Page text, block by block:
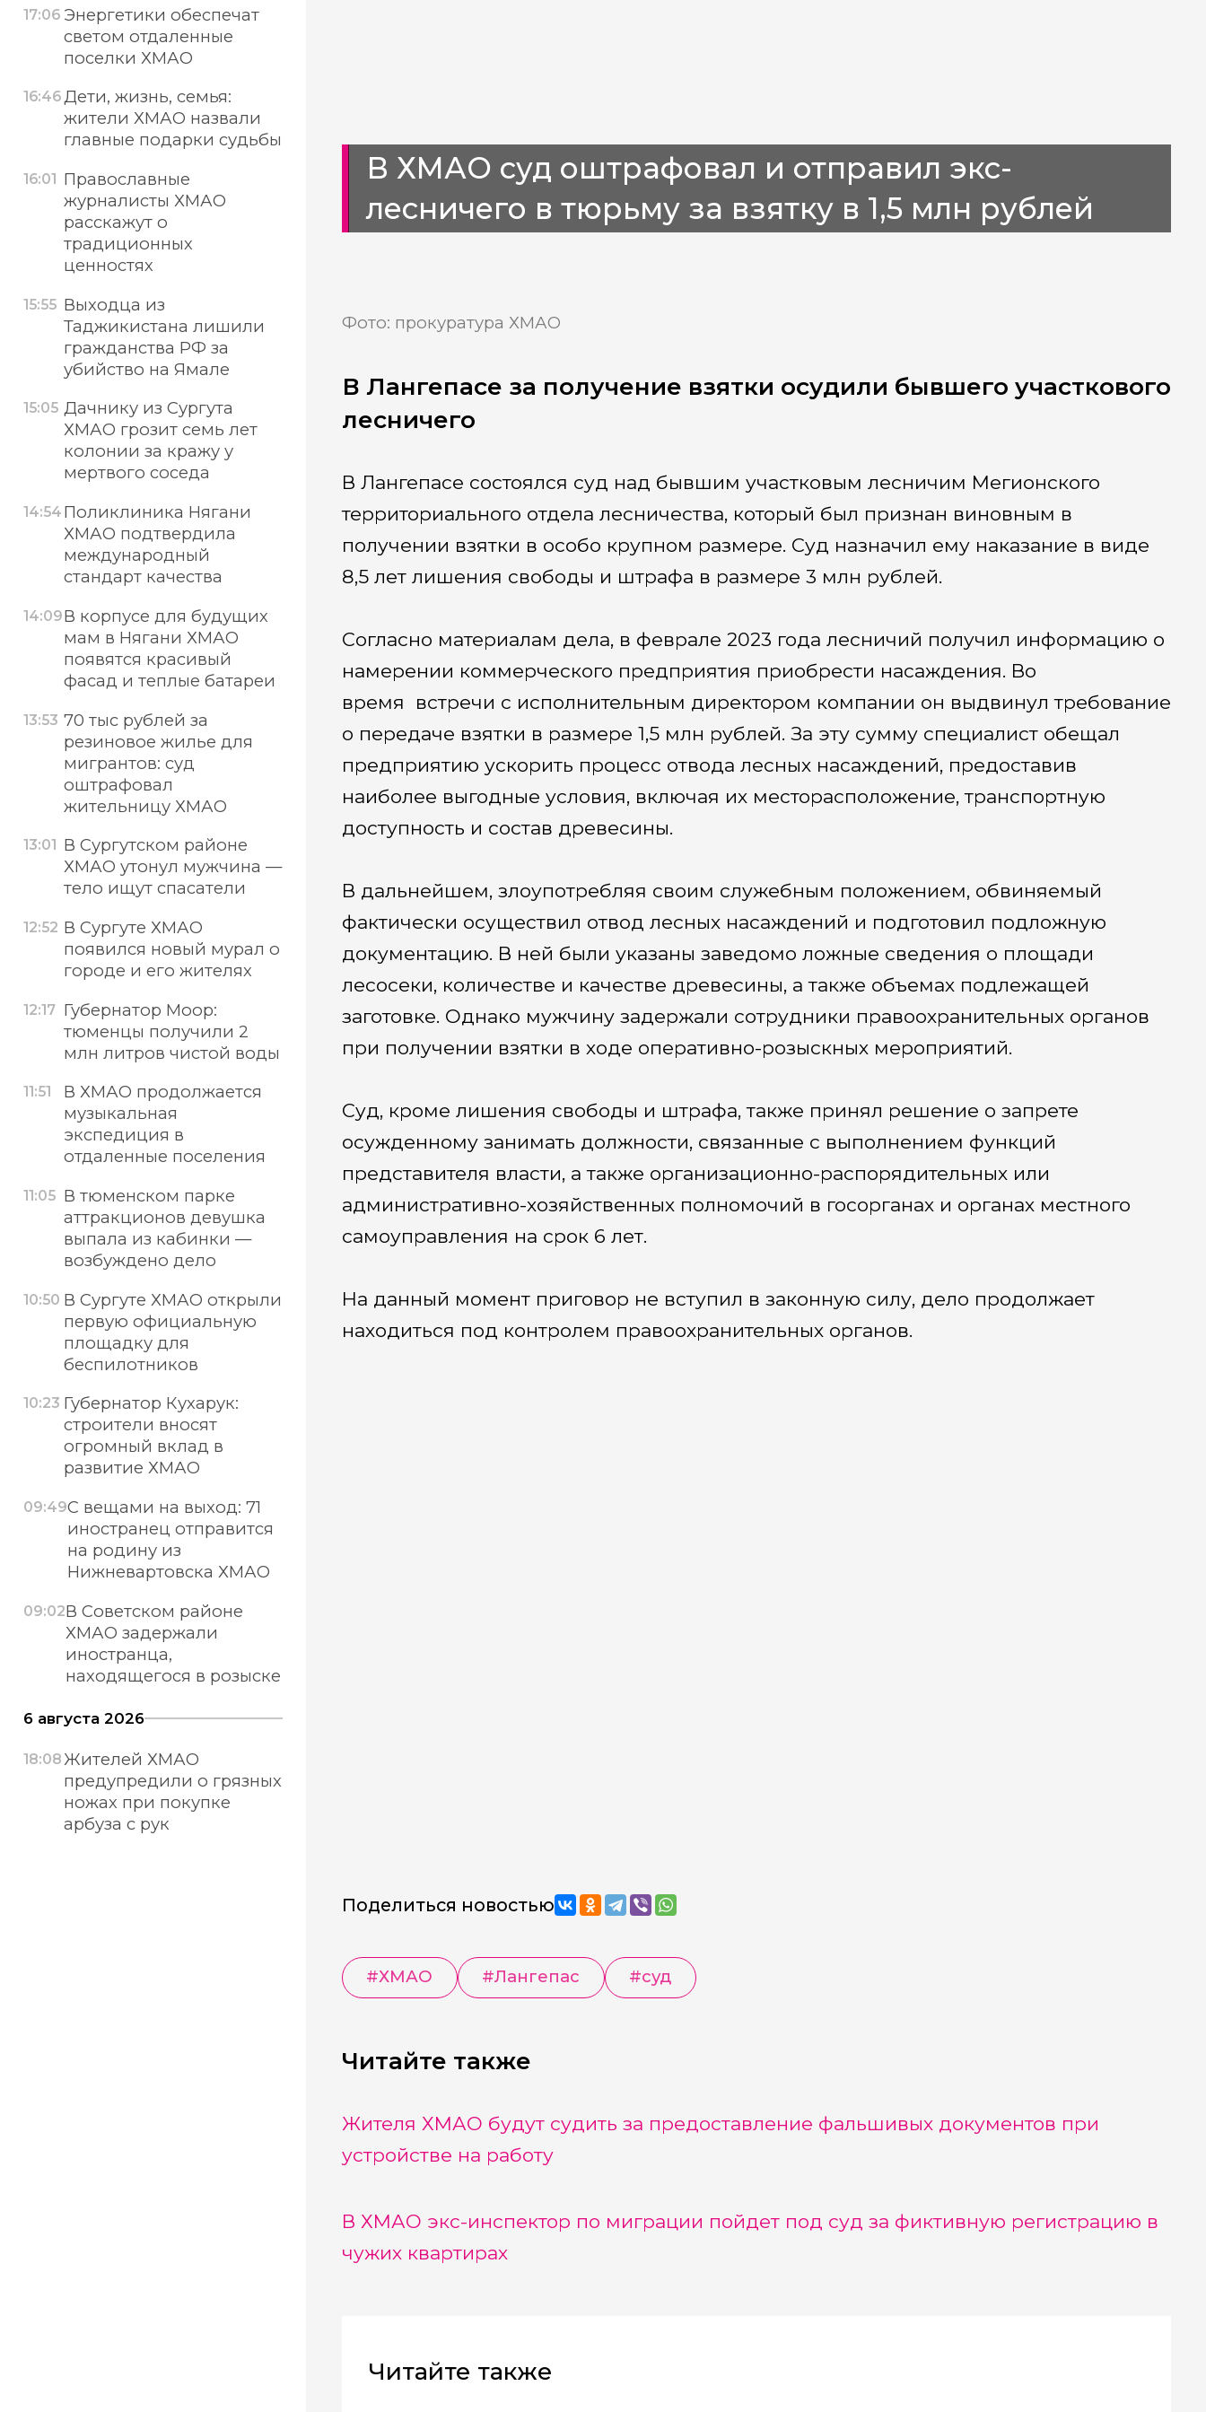
В ХМАО суд оштрафовал и отправил экс-
лесничего в тюрьму за взятку в 1,5 млн рублей
Фото: прокуратура ХМАО
В Лангепасе за получение взятки осудили бывшего участкового
лесничего
В Лангепасе состоялся суд над бывшим участковым лесничим Мегионского
территориального отдела лесничества, который был признан виновным в
получении взятки в особо крупном размере. Суд назначил ему наказание в виде
8,5 лет лишения свободы и штрафа в размере 3 млн рублей.
Согласно материалам дела, в феврале 2023 года лесничий получил информацию о
намерении коммерческого предприятия приобрести насаждения. Во
время встречи с исполнительным директором компании он выдвинул требование
о передаче взятки в размере 1,5 млн рублей. За эту сумму специалист обещал
предприятию ускорить процесс отвода лесных насаждений, предоставив
наиболее выгодные условия, включая их месторасположение, транспортную
доступность и состав древесины.
В дальнейшем, злоупотребляя своим служебным положением, обвиняемый
фактически осуществил отвод лесных насаждений и подготовил подложную
документацию. В ней были указаны заведомо ложные сведения о площади
лесосеки, количестве и качестве древесины, а также объемах подлежащей
заготовке. Однако мужчину задержали сотрудники правоохранительных органов
при получении взятки в ходе оперативно-розыскных мероприятий.
Суд, кроме лишения свободы и штрафа, также принял решение о запрете
осужденному занимать должности, связанные с выполнением функций
представителя власти, а также организационно-распорядительных или
административно-хозяйственных полномочий в госорганах и органах местного
самоуправления на срок 6 лет.
На данный момент приговор не вступил в законную силу, дело продолжает
находиться под контролем правоохранительных органов.
Поделиться новостью
#ХМАО #Лангепас #суд
Читайте также
Жителя ХМАО будут судить за предоставление фальшивых документов при
устройстве на работу
В ХМАО экс-инспектор по миграции пойдет под суд за фиктивную регистрацию в
чужих квартирах
Читайте также
17:06 Энергетики обеспечат
светом отдаленные
поселки ХМАО
16:46Дети, жизнь, семья:
жители ХМАО назвали
главные подарки судьбы
16:01 Православные
журналисты ХМАО
расскажут о
традиционных
ценностях
15:55 Выходца из
Таджикистана лишили
гражданства РФ за
убийство на Ямале
15:05 Дачнику из Сургута
ХМАО грозит семь лет
колонии за кражу у
мертвого соседа
14:54 Поликлиника Нягани
ХМАО подтвердила
международный
стандарт качества
14:09В корпусе для будущих
мам в Нягани ХМАО
появятся красивый
фасад и теплые батареи
13:53 70 тыс рублей за
резиновое жилье для
мигрантов: суд
оштрафовал
жительницу ХМАО
13:01
В Сургутском районе
ХМАО утонул мужчина —
тело ищут спасатели
12:52 В Сургуте ХМАО
появился новый мурал о
городе и его жителях
12:17 Губернатор Моор:
тюменцы получили 2
млн литров чистой воды
11:51
В ХМАО продолжается
музыкальная
экспедиция в
отдаленные поселения
11:05 В тюменском парке
аттракционов девушка
выпала из кабинки —
возбуждено дело
10:50 В Сургуте ХМАО открыли
первую официальную
площадку для
беспилотников
10:23 Губернатор Кухарук:
строители вносят
огромный вклад в
развитие ХМАО
09:49С вещами на выход: 71
иностранец отправится
на родину из
Нижневартовска ХМАО
09:02В Советском районе
ХМАО задержали
иностранца,
находящегося в розыске
6 августа 2026
18:08Жителей ХМАО
предупредили о грязных
ножах при покупке
арбуза с рук